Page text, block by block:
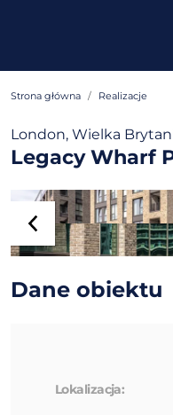
Strona główna Realizacje
London, Wielka
Legacy Wharf
Dane obiektu
Lokalizacja: